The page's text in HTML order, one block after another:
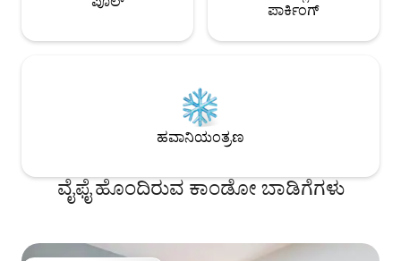
ಪಾರ್ಕಿಂಗ್
ಹವಾನಿಯಂತ್ರಣ
ವೈಫೈ ಹೊಂದಿರುವ ಕಾಂಡೋ ಬಾಡಿಗೆಗಳು